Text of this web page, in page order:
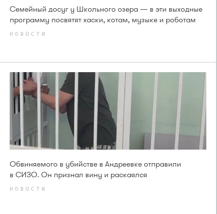
Семейный досуг у Школьного озера — в эти выходные
программу посвятят хаски, котам, музыке и роботам
НОВОСТИ
Обвиняемого в убийстве в Андреевке отправили
в СИЗО. Он признал вину и раскаялся
НОВОСТИ